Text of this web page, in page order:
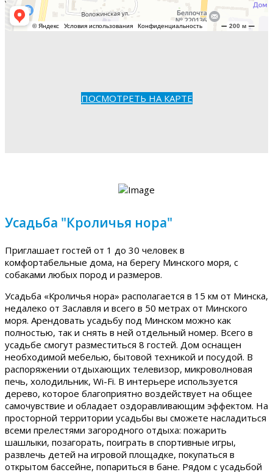
ПОСМОТРЕТЬ НА КАРТЕ
Усадьба "Кроличья нора"
Приглашает гостей от 1 до 30 человек в
комфортабельные дома, на берегу Минского моря, с
собаками любых пород и размеров.
Усадьба «Кроличья нора» располагается в 15 км от Минска,
недалеко от Заславля и всего в 50 метрах от Минского
моря. Арендовать усадьбу под Минском можно как
полностью, так и снять в ней отдельный номер. Всего в
усадьбе смогут разместиться 8 гостей. Дом оснащен
необходимой мебелью, бытовой техникой и посудой. В
распоряжении отдыхающих телевизор, микроволновая
печь, холодильник, Wi-Fi. В интерьере используется
дерево, которое благоприятно воздействует на общее
самочувствие и обладает оздоравливающим эффектом. На
просторной территории усадьбы вы сможете насладиться
всеми прелестями загородного отдыха: пожарить
шашлыки, позагорать, поиграть в спортивные игры,
развлечь детей на игровой площадке, покупаться в
открытом бассейне, попариться в бане. Рядом с усадьбой